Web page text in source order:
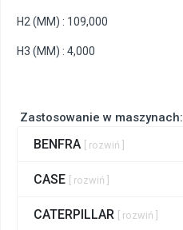
Zastosowanie w maszynach:
BENFRA [ rozwiń ]
CASE [ rozwiń ]
CATERPILLAR [ rozwiń ]
H2 (MM) : 109,000
H3 (MM) : 4,000